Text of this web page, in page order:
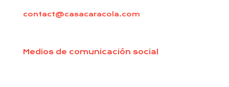
contact@casacaracola.com
Medios de comunicación social